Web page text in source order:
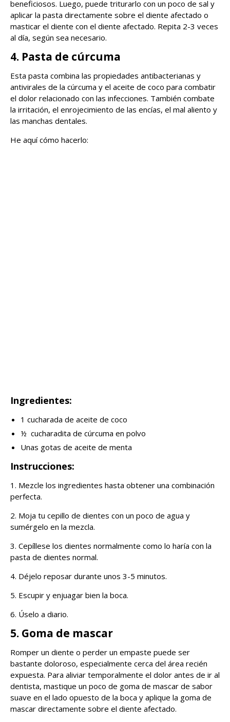
beneficiosos. Luego, puede triturarlo con un poco de sal y
aplicar la pasta directamente sobre el diente afectado o
masticar el diente con el diente afectado. Repita 2-3 veces
al día, según sea necesario.
4. Pasta de cúrcuma
Esta pasta combina las propiedades antibacterianas y
antivirales de la cúrcuma y el aceite de coco para combatir
el dolor relacionado con las infecciones. También combate
la irritación, el enrojecimiento de las encías, el mal aliento y
las manchas dentales.
He aquí cómo hacerlo:
Ingredientes:
1 cucharada de aceite de coco
½ cucharadita de cúrcuma en polvo
Unas gotas de aceite de menta
Instrucciones:
1. Mezcle los ingredientes hasta obtener una combinación
perfecta.
2. Moja tu cepillo de dientes con un poco de agua y
sumérgelo en la mezcla.
3. Cepíllese los dientes normalmente como lo haría con la
pasta de dientes normal.
4. Déjelo reposar durante unos 3-5 minutos.
5. Escupir y enjuagar bien la boca.
6. Úselo a diario.
5. Goma de mascar
Romper un diente o perder un empaste puede ser
bastante doloroso, especialmente cerca del área recién
expuesta. Para aliviar temporalmente el dolor antes de ir al
dentista, mastique un poco de goma de mascar de sabor
suave en el lado opuesto de la boca y aplique la goma de
mascar directamente sobre el diente afectado.